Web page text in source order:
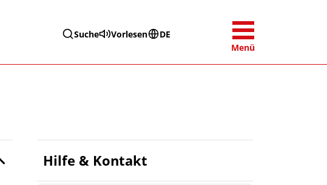
Suche Vorlesen
DE
Menü
Hilfe & Kontakt